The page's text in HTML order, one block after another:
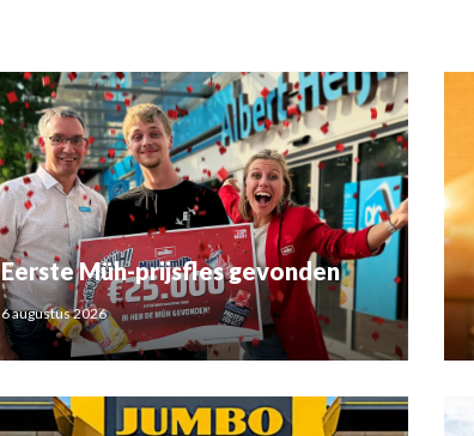
Eerste Müh-prijsfles gevonden
6 augustus 2026